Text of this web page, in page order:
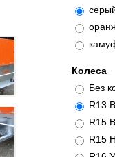
Колеса
Без
R13
R15
R15